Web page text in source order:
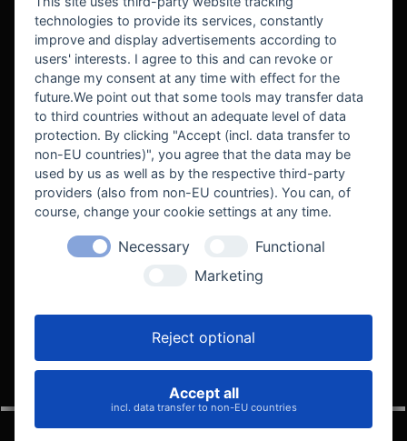
BEKANNT AUS
VELOCITY AUTOMOTIVE
technologies to provide its services, constantly
improve and display advertisements according to
users' interests. I agree to this and can revoke or
change my consent at any time with effect for the
future.We point out that some tools may transfer data
to third countries without an adequate level of data
protection. By clicking "Accept (incl. data transfer to
non-EU countries)", you agree that the data may be
used by us as well as by the respective third-party
providers (also from non-EU countries). You can, of
course, change your cookie settings at any time.
Necessary
Functional
Marketing
Reject optional
Accept all
incl. data transfer to non-EU countries